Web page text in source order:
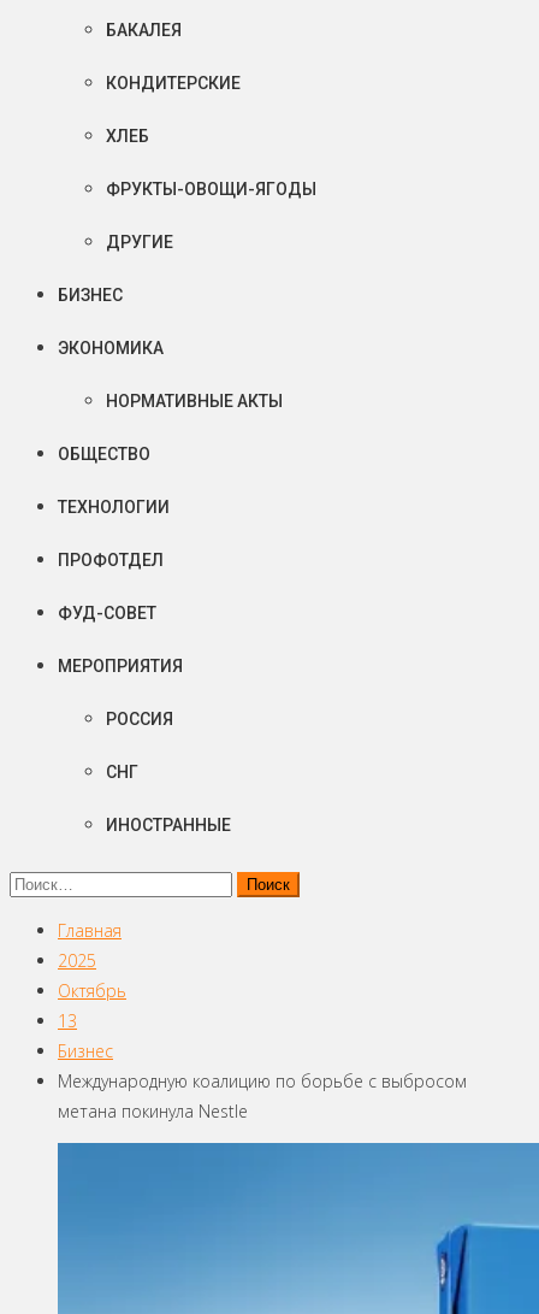
БАКАЛЕЯ
КОНДИТЕРСКИЕ
ХЛЕБ
ФРУКТЫ-ОВОЩИ-ЯГОДЫ
ДРУГИЕ
БИЗНЕС
ЭКОНОМИКА
НОРМАТИВНЫЕ АКТЫ
ОБЩЕСТВО
ТЕХНОЛОГИИ
ПРОФОТДЕЛ
ФУД-СОВЕТ
МЕРОПРИЯТИЯ
РОССИЯ
СНГ
ИНОСТРАННЫЕ
Найти:
Главная
2025
Октябрь
13
Бизнес
Международную коалицию по борьбе с выбросом
метана покинула Nestle